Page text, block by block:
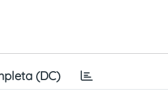
(DC)